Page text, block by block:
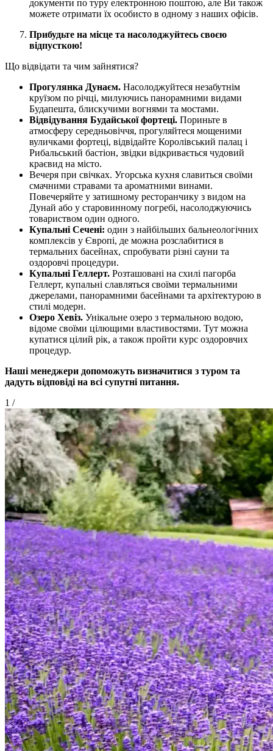
документи по туру електронною поштою, але Ви також
можете отримати їх особисто в одному з наших офісів.
Прибудьте на місце та насолоджуйтесь своєю
відпусткою!
Що відвідати та чим зайнятися?
Прогулянка Дунаєм. Насолоджуйтеся незабутнім
круїзом по річці, милуючись панорамними видами
Будапешта, блискучими вогнями та мостами.
Відвідування Будайської фортеці. Пориньте в
атмосферу середньовіччя, прогуляйтеся мощеними
вуличками фортеці, відвідайте Королівський палац і
Рибальський бастіон, звідки відкривається чудовий
краєвид на місто.
Вечеря при свічках. Угорська кухня славиться своїми
смачними стравами та ароматними винами.
Повечеряйте у затишному ресторанчику з видом на
Дунай або у старовинному погребі, насолоджуючись
товариством один одного.
Купальні Сечені: один з найбільших бальнеологічних
комплексів у Європі, де можна розслабитися в
термальних басейнах, спробувати різні сауни та
оздоровчі процедури.
Купальні Геллерт. Розташовані на схилі пагорба
Геллерт, купальні славляться своїми термальними
джерелами, панорамними басейнами та архітектурою в
стилі модерн.
Озеро Хевіз. Унікальне озеро з термальною водою,
відоме своїми цілющими властивостями. Тут можна
купатися цілий рік, а також пройти курс оздоровчих
процедур.
Наші менеджери допоможуть визначитися з туром та
дадуть відповіді на всі супутні питання.
1 /